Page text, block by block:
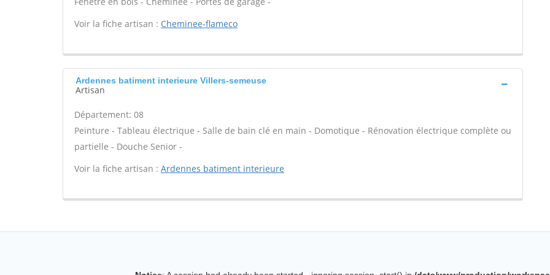
Voir la fiche artisan : Cheminee-flameco
Ardennes batiment interieure Villers-semeuse
Artisan
Département: 08
Peinture - Tableau électrique - Salle de bain clé en main - Domotique - Rénovation électrique complète ou
partielle - Douche Senior -
Voir la fiche artisan : Ardennes batiment interieure